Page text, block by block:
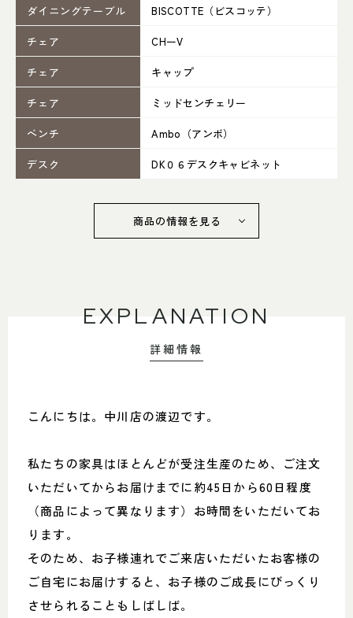
住所
前町26
Google map
営業時間
土・日・祝 11：00～19：00
タップで電話をかける
ダイニングテーブル BISCOTTE（ビスコッテ）
チェア CHーV
チェア キャップ
チェア ミッドセンチェリー
ベンチ Ambo（アンボ）
デスク DK０６デスクキャビネット
商品の情報を見る
EXPLANATION
詳細情報
こんにちは。中川店の渡辺です。
私たちの家具はほとんどが受注生産のため、ご注文
いただいてからお届けまでに約45日から60日程度
（商品によって異なります）お時間をいただいてお
ります。
そのため、お子様連れでご来店いただいたお客様の
ご自宅にお届けすると、お子様のご成長にびっくり
させられることもしばしば。